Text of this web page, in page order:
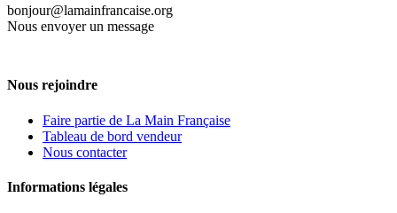
bonjour@lamainfrancaise.org
Nous envoyer un message
Nous rejoindre
Faire partie de La Main Française
Tableau de bord vendeur
Nous contacter
Informations légales